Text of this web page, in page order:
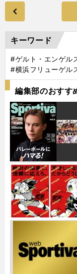
キーワード
#ゲルト・エンゲル
#横浜フリューゲル
編集部のおすす